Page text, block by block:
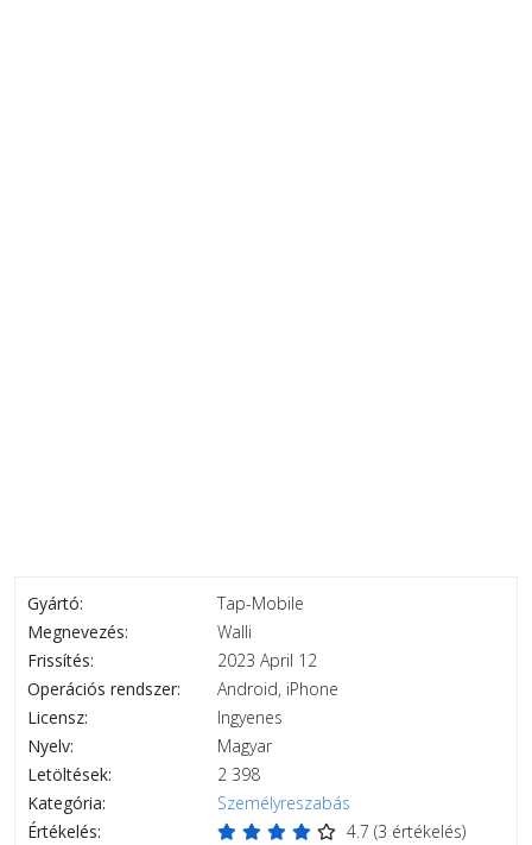
Gyártó:
Tap-Mobile
Megnevezés:
Walli
Frissítés:
2023 April 12
Operációs rendszer:
Android, iPhone
Licensz:
Ingyenes
Nyelv:
Magyar
Letöltések:
2 398
Kategória:
Személyreszabás
Értékelés:
4.7 (3 értékelés)